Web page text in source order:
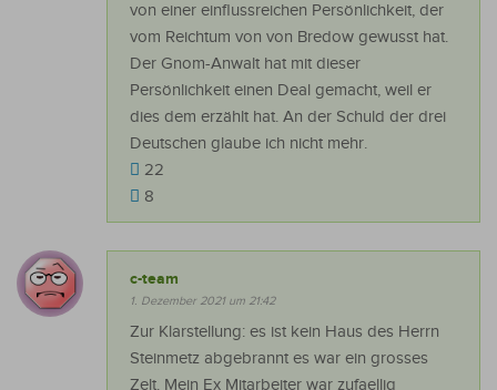
von einer einflussreichen Persönlichkeit, der
vom Reichtum von von Bredow gewusst hat.
Der Gnom-Anwalt hat mit dieser
Persönlichkeit einen Deal gemacht, weil er
dies dem erzählt hat. An der Schuld der drei
Deutschen glaube ich nicht mehr.
22
8
c-team
1. Dezember 2021 um 21:42
Zur Klarstellung: es ist kein Haus des Herrn
Steinmetz abgebrannt es war ein grosses
Zelt. Mein Ex Mitarbeiter war zufaellig